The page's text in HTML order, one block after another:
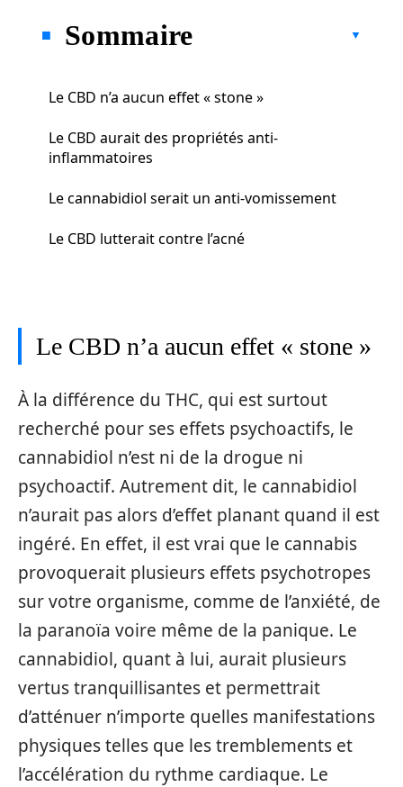
Sommaire
Le CBD n’a aucun effet « stone »
Le CBD aurait des propriétés anti-
inflammatoires
Le cannabidiol serait un anti-vomissement
Le CBD lutterait contre l’acné
Le CBD n’a aucun effet « stone »
À la différence du THC, qui est surtout
recherché pour ses effets psychoactifs, le
cannabidiol n’est ni de la drogue ni
psychoactif. Autrement dit, le cannabidiol
n’aurait pas alors d’effet planant quand il est
ingéré. En effet, il est vrai que le cannabis
provoquerait plusieurs effets psychotropes
sur votre organisme, comme de l’anxiété, de
la paranoïa voire même de la panique. Le
cannabidiol, quant à lui, aurait plusieurs
vertus tranquillisantes et permettrait
d’atténuer n’importe quelles manifestations
physiques telles que les tremblements et
l’accélération du rythme cardiaque. Le